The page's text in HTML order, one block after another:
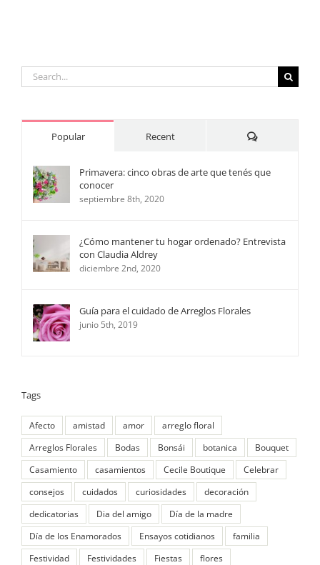
Search
for:
Popular Recent Comments
Primavera: cinco obras de arte que tenés que
conocer
septiembre 8th, 2020
¿Cómo mantener tu hogar ordenado? Entrevista
con Claudia Aldrey
diciembre 2nd, 2020
Guía para el cuidado de Arreglos Florales
junio 5th, 2019
Tags
Afecto amistad amor
arreglo floral
Arreglos Florales
Bodas Bonsái botanica
Bouquet
Casamiento
casamientos Cecile Boutique
Celebrar
consejos
cuidados curiosidades
decoración
dedicatorias
Dia del amigo
Día de la madre
Día de los Enamorados
Ensayos cotidianos
familia
Festividad
Festividades Fiestas
flores